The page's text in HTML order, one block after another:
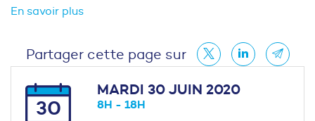
En savoir plus
Partager cette page sur
30
MARDI 30 JUIN 2020
8H - 18H